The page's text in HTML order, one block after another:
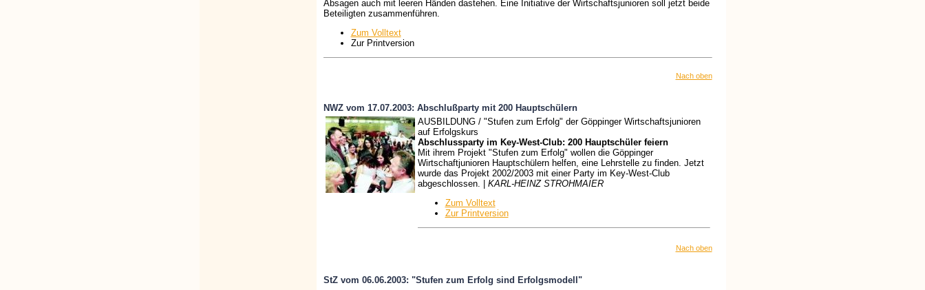
Absagen auch mit leeren Händen dastehen. Eine Initiative der Wirtschaftsjunioren soll jetzt beide
Beteiligten zusammenführen.
Zum Volltext
Zur Printversion
Nach oben
NWZ vom 17.07.2003: Abschlußparty mit 200 Hauptschülern
AUSBILDUNG / "Stufen zum Erfolg" der Göppinger Wirtschaftsjunioren
auf Erfolgskurs
Abschlussparty im Key-West-Club: 200 Hauptschüler feiern
Mit ihrem Projekt "Stufen zum Erfolg" wollen die Göppinger
Wirtschaftjunioren Hauptschülern helfen, eine Lehrstelle zu finden. Jetzt
wurde das Projekt 2002/2003 mit einer Party im Key-West-Club
abgeschlossen. | KARL-HEINZ STROHMAIER
Zum Volltext
Zur Printversion
Nach oben
StZ vom 06.06.2003: "Stufen zum Erfolg sind Erfolgsmodell"